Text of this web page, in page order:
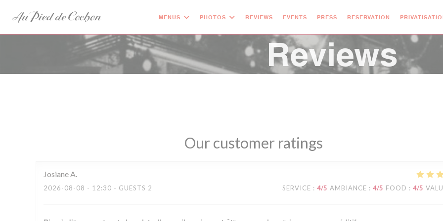
MENUS PHOTOS REVIEWS EVENTS PRESS RESERVATION
Reviews
Our customer ratings
JosianeA
2026-08-08 - 12:30 - GUESTS 2 SERVICE : 4/5 AMBIANCE : 4/5 FOOD : 4/5